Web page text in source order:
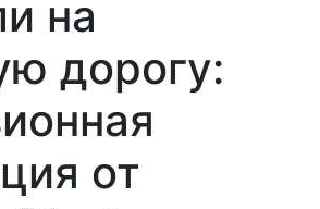
на
дорогу:
от